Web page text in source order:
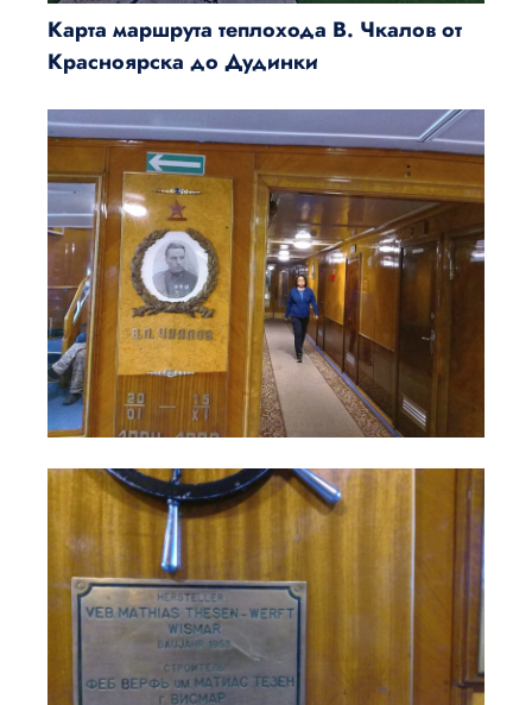
Карта маршрута теплохода В. Чкалов от
Красноярска до Дудинки